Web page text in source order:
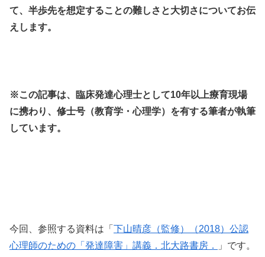
て、半歩先を想定することの難しさと大切さについてお伝
えします。
※この記事は、臨床発達心理士として10年以上療育現場
に携わり、修士号（教育学・心理学）を有する筆者が執筆
しています。
今回、参照する資料は「 下山晴彦（監修）（2018）公認
心理師のための「発達障害」講義．北大路書房．
」です。